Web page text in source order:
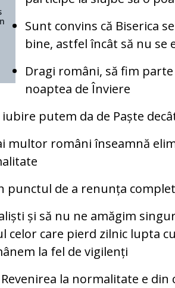
Sunt convins că Biserica
bine, astfel încât să nu se
Dragi români, să fim
noaptea de Înviere
iubire putem da de Paște
multor români înseamnă
punctul de a renunța
și să nu ne amăgim
celor care pierd zilnic lupta
la fel de vigilenți
la normalitate e din